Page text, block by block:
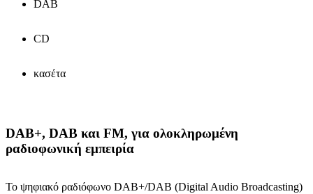
DAB
CD
κασέτα
DAB+, DAB και FM, για ολοκληρωμένη
ραδιοφωνική εμπειρία
Το ψηφιακό ραδιόφωνο DAB+/DAB (Digital Audio Broadcasting)